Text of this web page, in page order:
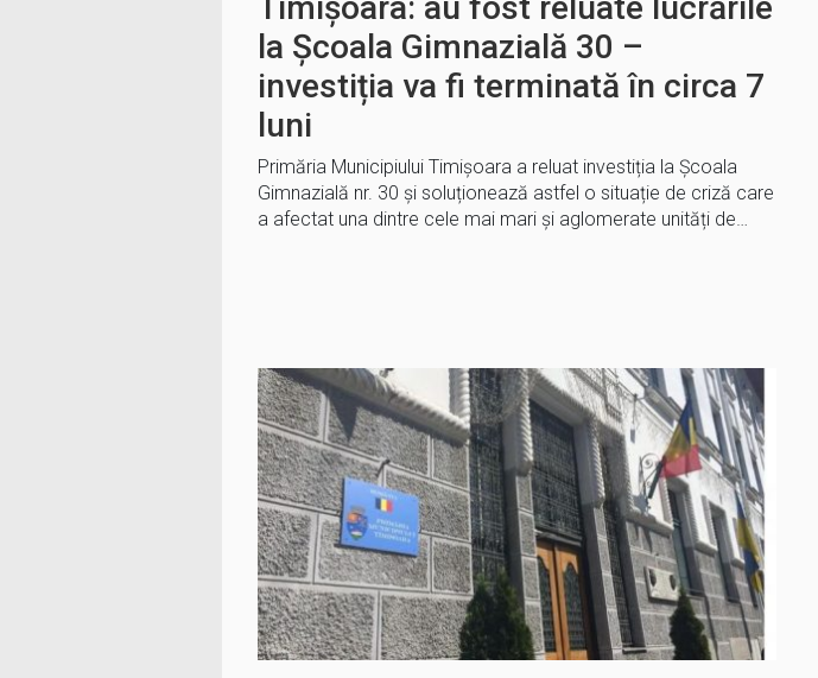
Timișoara: au fost reluate lucrările
la Școala Gimnazială 30 –
investiția va fi terminată în circa 7
luni
Primăria Municipiului Timișoara a reluat investiția la Școala
Gimnazială nr. 30 și soluționează astfel o situație de criză care
a afectat una dintre cele mai mari și aglomerate unități de…